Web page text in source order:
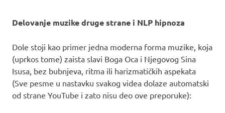
Delovanje muzike druge strane i NLP hipnoza
Dole stoji kao primer jedna moderna forma muzike, koja
(uprkos tome) zaista slavi Boga Oca i Njegovog Sina
Isusa, bez bubnjeva, ritma ili harizmatičkih aspekata
(Sve pesme u nastavku svakog videa dolaze automatski
od strane YouTube i zato nisu deo ove preporuke):